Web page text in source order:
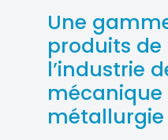
Une
produits
l’industrie
mécanique
métallurgie